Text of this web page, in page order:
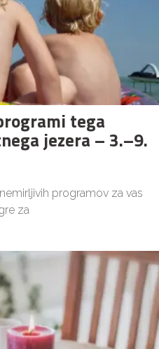
tega
jezera – 3.–9.
programov za vas
za